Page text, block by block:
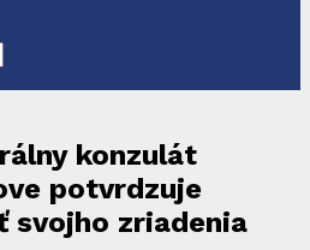
konzulát
potvrdzuje
svojho zriadenia